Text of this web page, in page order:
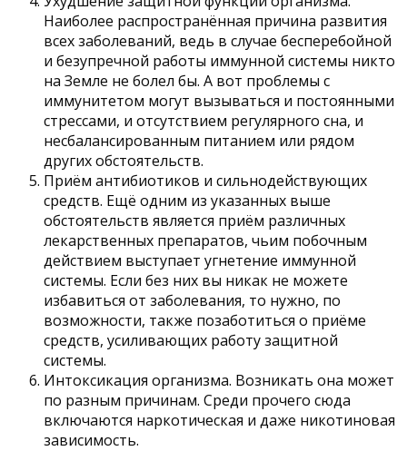
Наиболее распространённая причина развития
всех заболеваний, ведь в случае бесперебойной
и безупречной работы иммунной системы никто
на Земле не болел бы. А вот проблемы с
иммунитетом могут вызываться и постоянными
стрессами, и отсутствием регулярного сна, и
несбалансированным питанием или рядом
других обстоятельств.
Приём антибиотиков и сильнодействующих
средств. Ещё одним из указанных выше
обстоятельств является приём различных
лекарственных препаратов, чьим побочным
действием выступает угнетение иммунной
системы. Если без них вы никак не можете
избавиться от заболевания, то нужно, по
возможности, также позаботиться о приёме
средств, усиливающих работу защитной
системы.
Интоксикация организма. Возникать она может
по разным причинам. Среди прочего сюда
включаются наркотическая и даже никотиновая
зависимость.